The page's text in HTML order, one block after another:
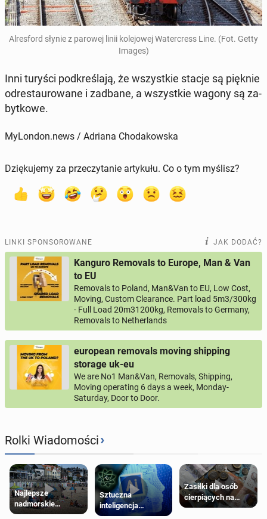
Al­res­ford słynie z parowej linii ko­le­jo­wej Wa­ter­cress Line. (Fot. Getty
Images)
Inni turyści pod­kre­śla­ją, że wszyst­kie stacje są pięknie
od­re­stau­ro­wa­ne i zadbane, a wszyst­kie wagony są za­
byt­ko­we.
MyLondon.news / Adriana Chodakowska
Dziękujemy za przeczytanie artykułu. Co o tym myślisz?
LINKI SPONSOROWANE JAK DODAĆ?
Kanguro Removals to Europe, Man & Van
to EU
Removals to Poland, Man&Van to EU, Low Cost,
Moving, Custom Clearance. Part load 5m3/300kg
- Full Load 20m31200kg, Removals to Germany,
Removals to Netherlands
european removals moving shipping
storage uk-eu
We are No1 Man&Van, Removals, Shipping,
Moving operating 6 days a week, Monday-
Saturday, Door to Door.
Rolki Wiadomości›
Najlepsze
nadmorskie
miasteczko blisko
Sztuczna
inteligencja
próbowała oszukać
Zasiłki dla osób
cierpiących na
schorzenia